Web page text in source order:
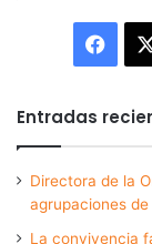
Entradas
Directora de la
agrupaciones
La convivencia